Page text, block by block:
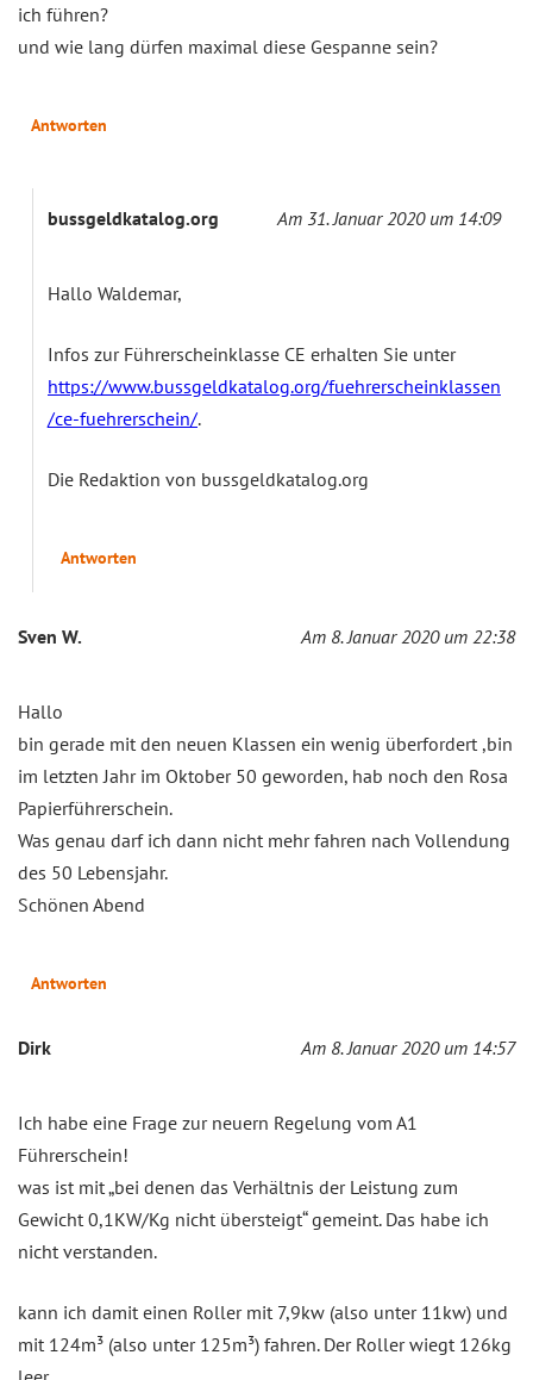
ich führen?
und wie lang dürfen maximal diese Gespanne sein?
Antworten
bussgeldkatalog.org Am 31. Januar 2020 um 14:09
Hallo Waldemar,
Infos zur Führerscheinklasse CE erhalten Sie unter
https://www.bussgeldkatalog.org/fuehrerscheinklassen
/ce-fuehrerschein/.
Die Redaktion von bussgeldkatalog.org
Antworten
Sven W. Am 8. Januar 2020 um 22:38
Hallo
bin gerade mit den neuen Klassen ein wenig überfordert ,bin
im letzten Jahr im Oktober 50 geworden, hab noch den Rosa
Papierführerschein.
Was genau darf ich dann nicht mehr fahren nach Vollendung
des 50 Lebensjahr.
Schönen Abend
Antworten
Dirk Am 8. Januar 2020 um 14:57
Ich habe eine Frage zur neuern Regelung vom A1
Führerschein!
was ist mit „bei denen das Verhältnis der Leistung zum
Gewicht 0,1KW/Kg nicht übersteigt“ gemeint. Das habe ich
nicht verstanden.
kann ich damit einen Roller mit 7,9kw (also unter 11kw) und
mit 124m³ (also unter 125m³) fahren. Der Roller wiegt 126kg